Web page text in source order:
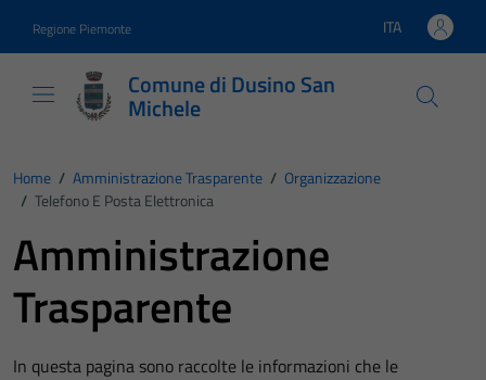
Regione Piemonte Lingua attiva:
ITA
Comune di Dusino San
Michele
Home / Amministrazione Trasparente / Organizzazione
/ Telefono E Posta Elettronica
Amministrazione
Trasparente
In questa pagina sono raccolte le informazioni che le